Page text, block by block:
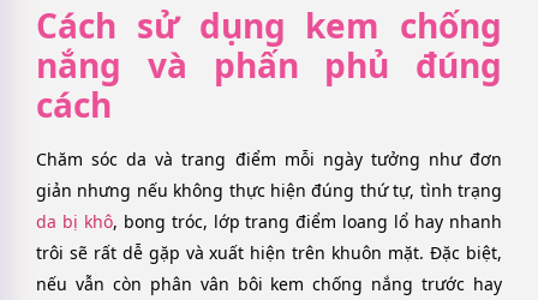
Cách sử dụng kem chống
nắng và phấn phủ đúng
cách
Chăm sóc da và trang điểm mỗi ngày tưởng như đơn
giản nhưng nếu không thực hiện đúng thứ tự, tình trạng
da bị khô, bong tróc, lớp trang điểm loang lổ hay nhanh
trôi sẽ rất dễ gặp và xuất hiện trên khuôn mặt. Đặc biệt,
nếu vẫn còn phân vân bôi kem chống nắng trước hay